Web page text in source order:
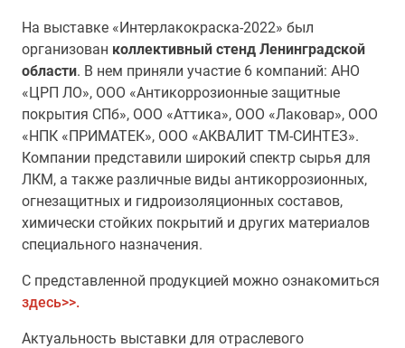
На выставке «Интерлакокраска-2022» был
организован коллективный стенд Ленинградской
области. В нем приняли участие 6 компаний: АНО
«ЦРП ЛО», ООО «Антикоррозионные защитные
покрытия СПб», ООО «Аттика», ООО «Лаковар», ООО
«НПК «ПРИМАТЕК», ООО «АКВАЛИТ ТМ-СИНТЕЗ».
Компании представили широкий спектр сырья для
ЛКМ, а также различные виды антикоррозионных,
огнезащитных и гидроизоляционных составов,
химически стойких покрытий и других материалов
специального назначения.
С представленной продукцией можно ознакомиться
здесь>>.
Актуальность выставки для отраслевого